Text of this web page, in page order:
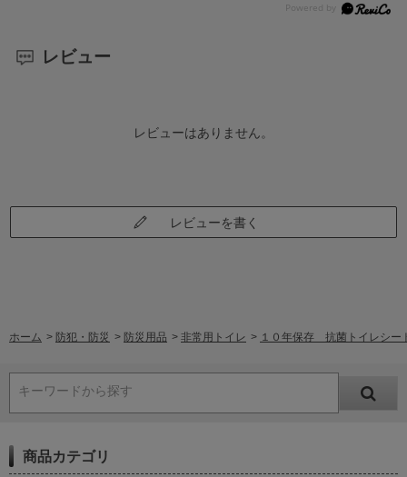
レビュー
レビューはありません。
レビューを書く
ホーム > 防犯・防災 > 防災用品 > 非常用トイレ > １０年保存 抗菌トイレシー
キーワードから探す
商品カテゴリ